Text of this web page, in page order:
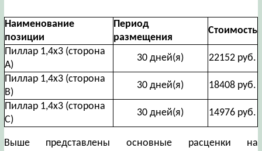
Наименование
позиции
Период
размещения
Стоимость
Пиллар 1,4х3 (сторона
А)
30 дней(я)
22152 руб.
Пиллар 1,4х3 (сторона
В)
30 дней(я)
18408 руб.
Пиллар 1,4х3 (сторона
С)
30 дней(я) 14976 руб.
Выше представлены основные расценки на